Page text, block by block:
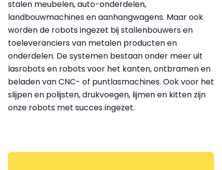
stalen meubelen, auto-onderdelen,
landbouwmachines en aanhangwagens. Maar ook
worden de robots ingezet bij stallenbouwers en
toeleveranciers van metalen producten en
onderdelen. De systemen bestaan onder meer uit
lasrobots en robots voor het kanten, ontbramen en
beladen van CNC- of puntlasmachines. Ook voor het
slijpen en polijsten, drukvoegen, lijmen en kitten zijn
onze robots met succes ingezet.